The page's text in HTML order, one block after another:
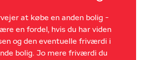
at købe en anden bolig -
en fordel, hvis du har viden
og den eventuelle friværdi i
bolig. Jo mere friværdi du